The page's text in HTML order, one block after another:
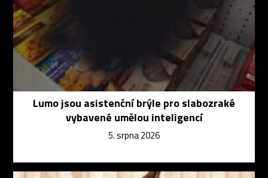
Lumo jsou asistenční brýle pro slabozraké
vybavené umělou inteligencí
5. srpna 2026